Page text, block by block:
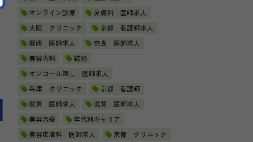
オンライン診療
皮膚科 医師求人
大阪 クリニック
京都 看護師求人
関西 医師求人
奈良 医師求人
美容内科
結婚
オンコール無し 医師求人
兵庫 クリニック
京都 看護師
関東 医師求人
滋賀 医師求人
美容治療
年代別キャリア
美容皮膚科 医師求人
京都 クリニック